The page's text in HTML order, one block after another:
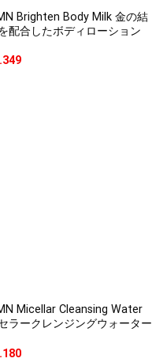
Brighten Body Milk 金の結
配合したボディローション
Micellar Cleansing Water
ラークレンジングウォーター